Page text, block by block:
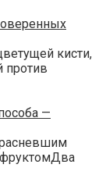
кисти,
против
—